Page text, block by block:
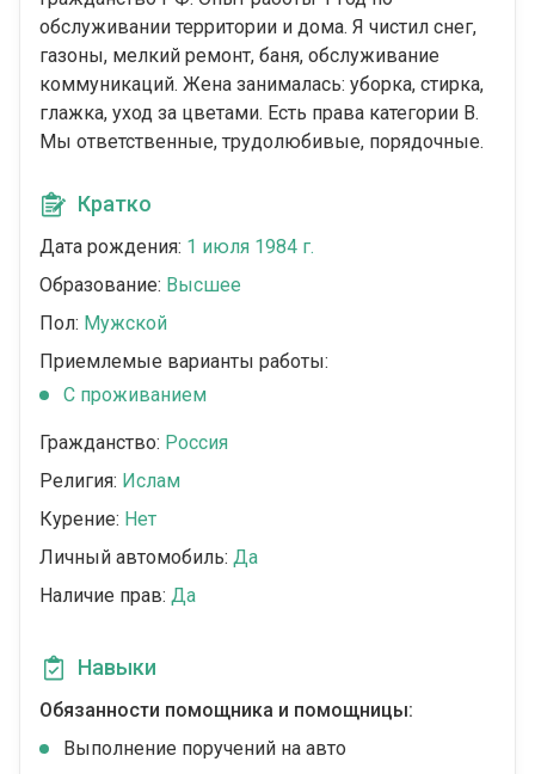
обслуживании территории и дома. Я чистил снег,
газоны, мелкий ремонт, баня, обслуживание
коммуникаций. Жена занималась: уборка, стирка,
глажка, уход за цветами. Есть права категории В.
Мы ответственные, трудолюбивые, порядочные.
Кратко
Дата рождения: 1 июля 1984 г.
Образование: Высшее
Пол: Мужской
Приемлемые варианты работы:
C проживанием
Гражданство: Россия
Религия: Ислам
Курение: Нет
Личный автомобиль: Да
Наличие прав: Да
Навыки
Обязанности помощника и помощницы:
Выполнение поручений на авто